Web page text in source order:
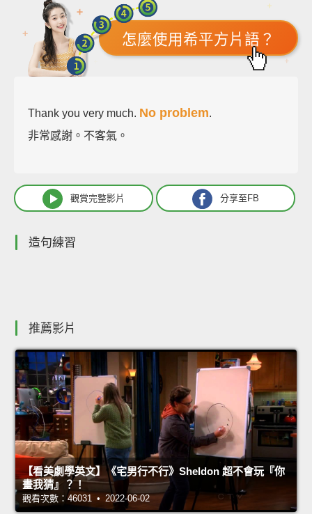
怎麼使用希平方片語？
Thank you very much. No problem.
非常感謝。不客氣。
觀賞完整影片 分享至FB
造句練習
推薦影片
【看美劇學英文】《宅男行不行》Sheldon 超不會玩『你
畫我猜』？！
觀看次數：46031 • 2022-06-02